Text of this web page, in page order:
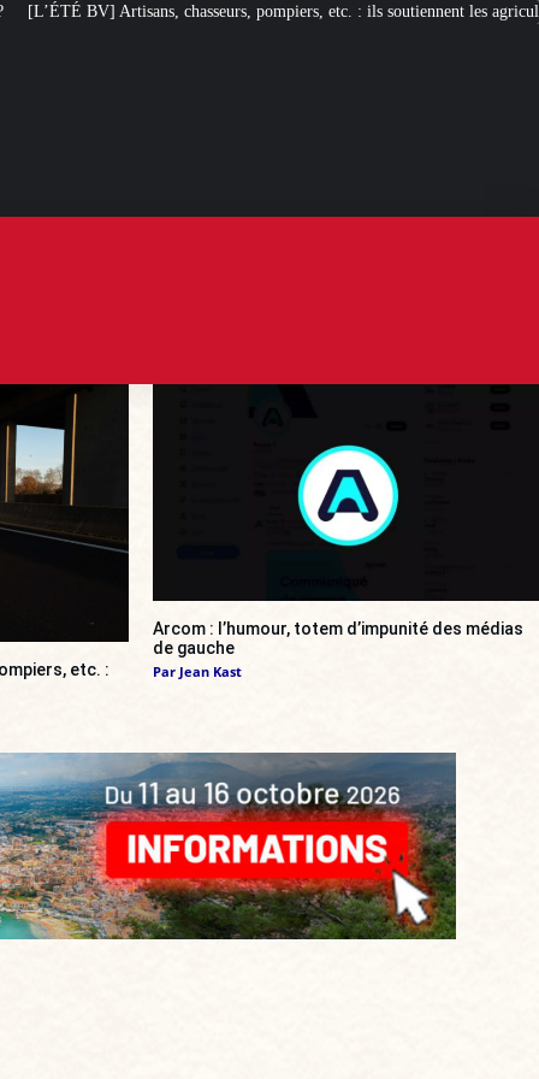
pompiers, etc. : ils soutiennent les agriculteurs ! Arcom :
etc. :
Arcom : l’humour, totem d’impunité des médias
de gauche
Par Jean Kast